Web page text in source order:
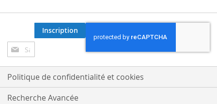
Inscription
à
notre
lettre
d’information
:
Inscription
Politique de confidentialité et cookies
Recherche Avancée